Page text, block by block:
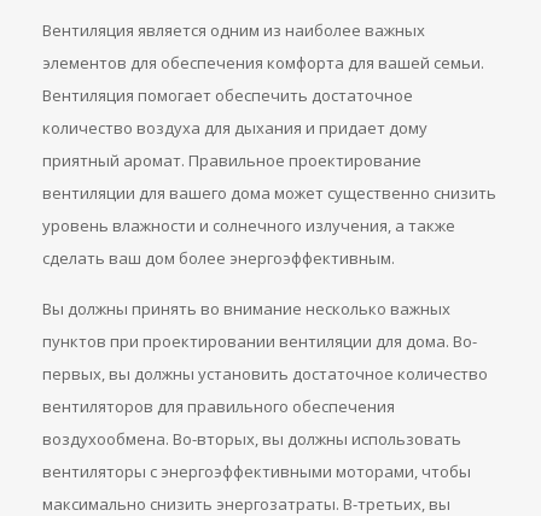
Вентиляция является одним из наиболее важных
элементов для обеспечения комфорта для вашей семьи.
Вентиляция помогает обеспечить достаточное
количество воздуха для дыхания и придает дому
приятный аромат. Правильное проектирование
вентиляции для вашего дома может существенно снизить
уровень влажности и солнечного излучения, а также
сделать ваш дом более энергоэффективным.
Вы должны принять во внимание несколько важных
пунктов при проектировании вентиляции для дома. Во-
первых, вы должны установить достаточное количество
вентиляторов для правильного обеспечения
воздухообмена. Во-вторых, вы должны использовать
вентиляторы с энергоэффективными моторами, чтобы
максимально снизить энергозатраты. В-третьих, вы